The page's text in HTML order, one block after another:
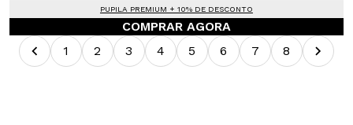
PUPILA PREMIUM + 10% DE DESCONTO
COMPRAR AGORA
1
2 3 4 5 6 7 8